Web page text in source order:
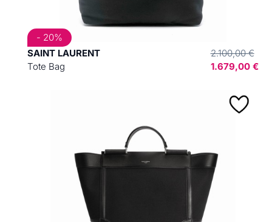
SAINT LAURENT
Tote Bag
2.100,00 €
1.679,00 €
- 20%